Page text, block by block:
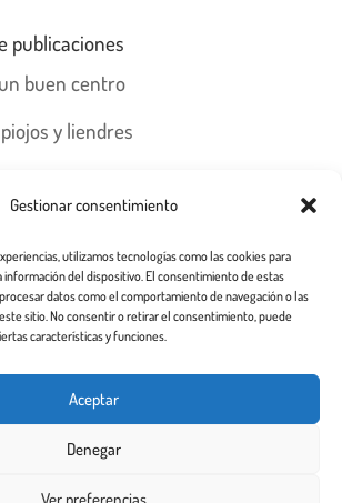
Gestionar consentimiento
utilizamos tecnologías como las cookies para
información del dispositivo. El consentimiento de estas
datos como el comportamiento de navegación o las
sitio. No consentir o retirar el consentimiento, puede
características y funciones.
Aceptar
Denegar
Ver preferencias
publicaciones
buen centro
y liendres
Centros